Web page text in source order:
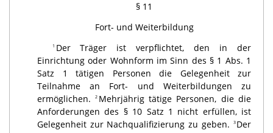
§ 11
Fort- und Weiterbildung
1 Der Träger ist verpflichtet, den in der
Einrichtung oder Wohnform im Sinn des § 1 Abs. 1
Satz 1 tätigen Personen die Gelegenheit zur
Teilnahme an Fort- und Weiterbildungen zu
ermöglichen.2 Mehrjährig tätige Personen, die die
Anforderungen des § 10 Satz 1 nicht erfüllen, ist
Gelegenheit zur Nachqualifizierung zu geben.
3 Der